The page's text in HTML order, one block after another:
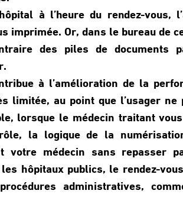
à l’heure du rendez-vous,
imprimée. Or, dans le bureau de
des piles de documents
à l’amélioration de la
limitée, au point que l’usager ne
lorsque le médecin traitant
la logique de la
votre médecin sans repasser
hôpitaux publics, le rendez-
administratives,